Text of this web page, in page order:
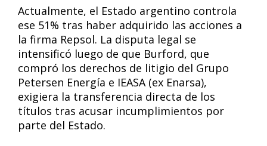
Actualmente, el Estado argentino controla
ese 51% tras haber adquirido las acciones a
la firma Repsol. La disputa legal se
intensificó luego de que Burford, que
compró los derechos de litigio del Grupo
Petersen Energía e IEASA (ex Enarsa),
exigiera la transferencia directa de los
títulos tras acusar incumplimientos por
parte del Estado.